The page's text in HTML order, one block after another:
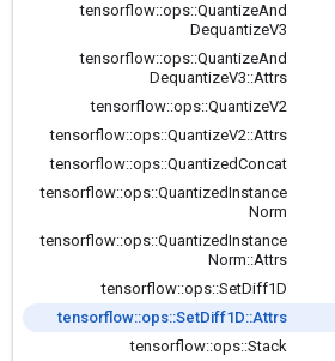
tensorflow::ops::QuantizeAnd
DequantizeV3
tensorflow::ops::QuantizeAnd
DequantizeV3::Attrs
tensorflow::ops::QuantizeV2
tensorflow::ops::QuantizeV2::Attrs
tensorflow::ops::QuantizedConcat
tensorflow::ops::QuantizedInstance
Norm
tensorflow::ops::QuantizedInstance
Norm::Attrs
tensorflow::ops::SetDiff1D
tensorflow::ops::SetDiff1D::Attrs
tensorflow::ops::Stack